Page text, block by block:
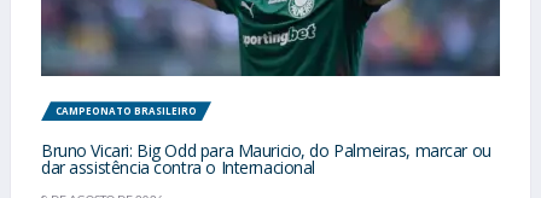
CAMPEONATO BRASILEIRO
Bruno Vicari: Big Odd para Mauricio, do Palmeiras, marcar ou
dar assistência contra o Internacional